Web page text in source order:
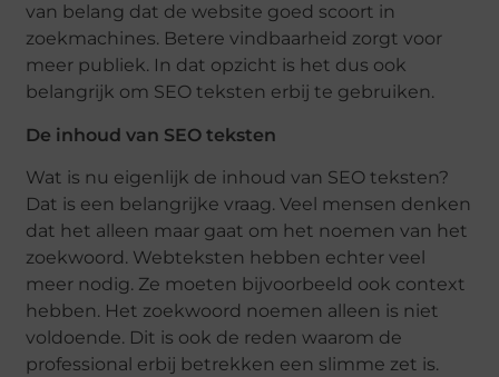
van belang dat de website goed scoort in
zoekmachines. Betere vindbaarheid zorgt voor
meer publiek. In dat opzicht is het dus ook
belangrijk om SEO teksten erbij te gebruiken.
De inhoud van SEO teksten
Wat is nu eigenlijk de inhoud van SEO teksten?
Dat is een belangrijke vraag. Veel mensen denken
dat het alleen maar gaat om het noemen van het
zoekwoord. Webteksten hebben echter veel
meer nodig. Ze moeten bijvoorbeeld ook context
hebben. Het zoekwoord noemen alleen is niet
voldoende. Dit is ook de reden waarom de
professional erbij betrekken een slimme zet is.